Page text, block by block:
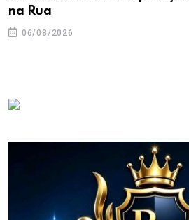
na Rua
06/08/2026